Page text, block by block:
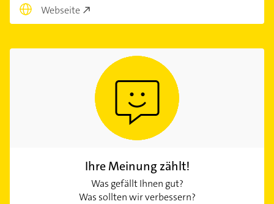
Webseite
Ihre Meinung zählt!
Was gefällt Ihnen gut?
Was sollten wir verbessern?